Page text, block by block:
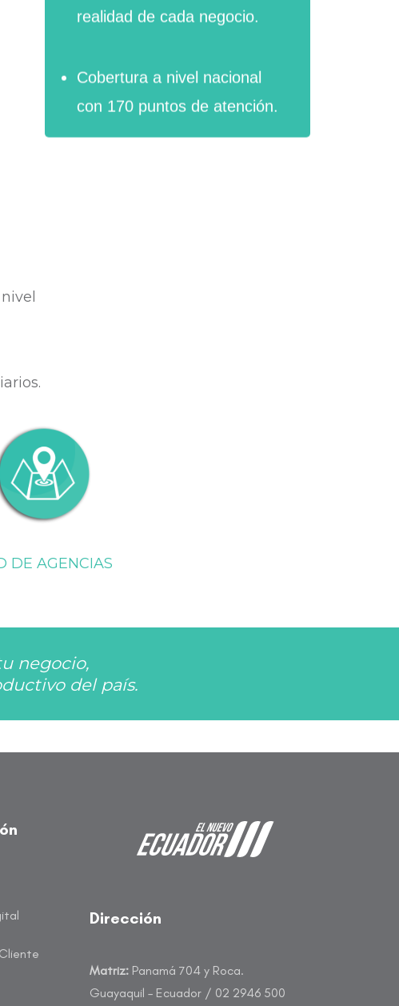
realidad de cada negocio.
Cobertura a nivel nacional
con 170 puntos de atención.
DE AGENCIAS
negocio,
del país.
Dirección
Matriz: Panamá 704 y Roca.
Guayaquil – Ecuador / 02 2946 500